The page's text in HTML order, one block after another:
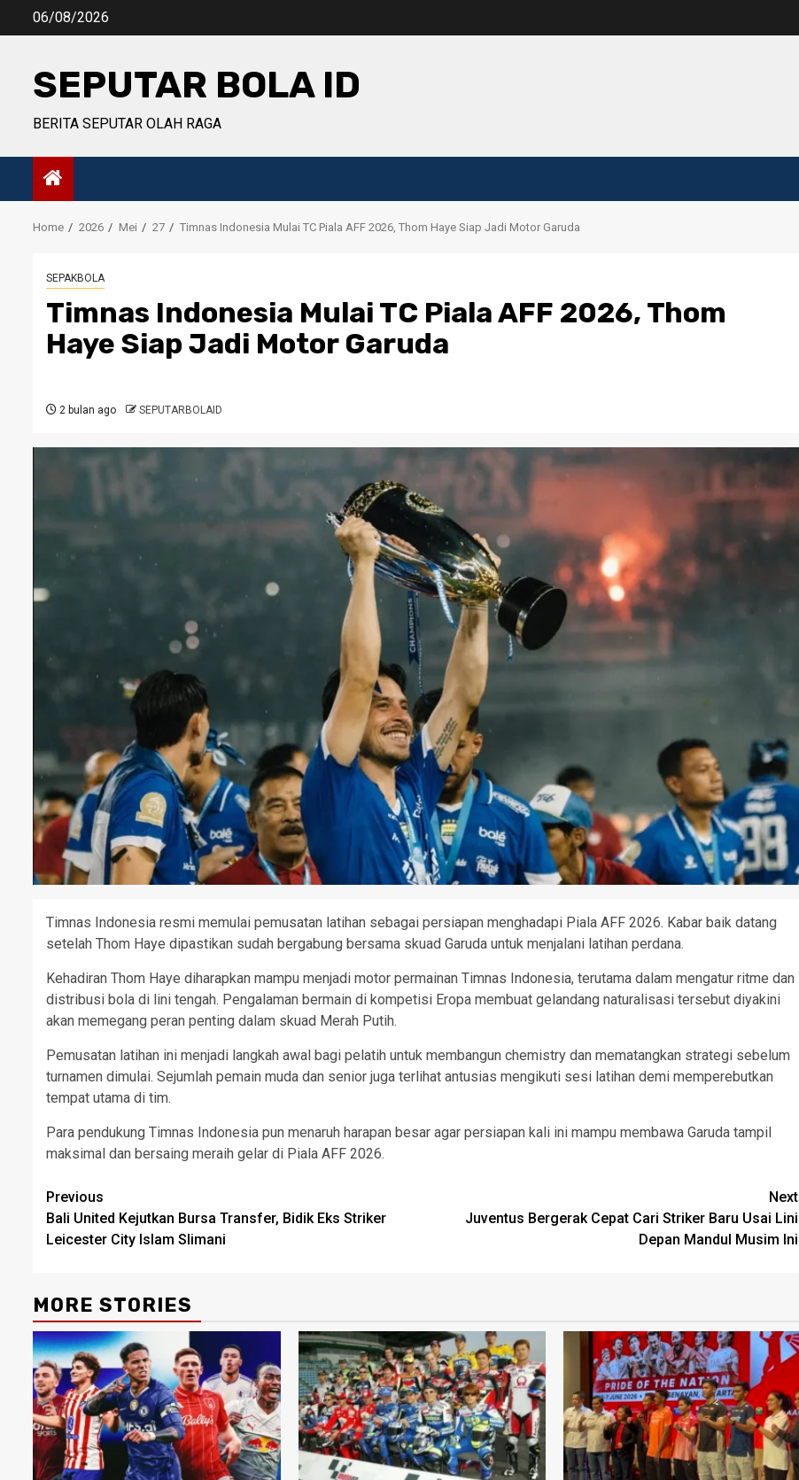
06/08/2026
SEPUTAR BOLA ID
BERITA SEPUTAR OLAH RAGA
Home 2026 Mei 27 Timnas Indonesia Mulai TC Piala AFF 2026, Thom Haye Siap Jadi Motor Garuda
SEPAKBOLA
Timnas Indonesia Mulai TC Piala AFF 2026, Thom
Haye Siap Jadi Motor Garuda
2 bulan ago SEPUTARBOLAID
Timnas Indonesia resmi memulai pemusatan latihan sebagai persiapan menghadapi Piala AFF 2026. Kabar baik datang
setelah Thom Haye dipastikan sudah bergabung bersama skuad Garuda untuk menjalani latihan perdana.
Kehadiran Thom Haye diharapkan mampu menjadi motor permainan Timnas Indonesia, terutama dalam mengatur ritme dan
distribusi bola di lini tengah. Pengalaman bermain di kompetisi Eropa membuat gelandang naturalisasi tersebut diyakini
akan memegang peran penting dalam skuad Merah Putih.
Pemusatan latihan ini menjadi langkah awal bagi pelatih untuk membangun chemistry dan mematangkan strategi sebelum
turnamen dimulai. Sejumlah pemain muda dan senior juga terlihat antusias mengikuti sesi latihan demi memperebutkan
tempat utama di tim.
Para pendukung Timnas Indonesia pun menaruh harapan besar agar persiapan kali ini mampu membawa Garuda tampil
maksimal dan bersaing meraih gelar di Piala AFF 2026.
Post
navigation
Previous
Bali United Kejutkan Bursa Transfer, Bidik Eks Striker
Leicester City Islam Slimani
Next
Juventus Bergerak Cepat Cari Striker Baru Usai Lini
Depan Mandul Musim Ini
MORE STORIES